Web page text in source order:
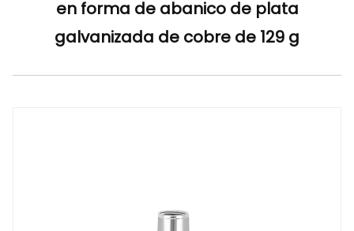
en forma de abanico de plata
galvanizada de cobre de 129 g